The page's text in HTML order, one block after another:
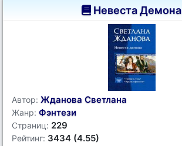
Невеста Демона
Автор: Жданова Светлана
Жанр: Фэнтези
Страниц: 229
Рейтинг: 3434 (4.55)